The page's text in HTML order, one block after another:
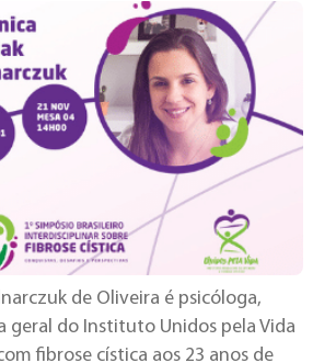
de Oliveira é psicóloga,
geral do Instituto Unidos pela Vida
fibrose cística aos 23 anos de